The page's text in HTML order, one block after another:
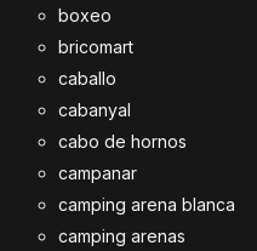
boxeo
bricomart
caballo
cabanyal
cabo de hornos
campanar
camping arena blanca
camping arenas